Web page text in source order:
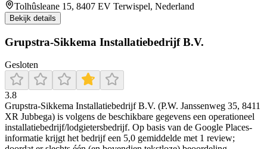
Tolhûsleane 15, 8407 EV Terwispel, Nederland
Bekijk details
Grupstra-Sikkema Installatiebedrijf B.V.
Gesloten
3.8
Grupstra-Sikkema Installatiebedrijf B.V. (P.W. Janssenweg 35, 8411
XR Jubbega) is volgens de beschikbare gegevens een operationeel
installatiebedrijf/lodgietersbedrijf. Op basis van de Google Places-
informatie krijgt het bedrijf een 5,0 gemiddelde met 1 review;